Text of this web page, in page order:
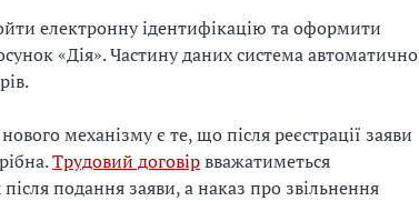
електронну ідентифікацію та оформити
«Дія». Частину даних система автоматично
механізму є те, що після реєстрації заяви
Трудовий договірвважатиметься
подання заяви, а наказ про звільнення